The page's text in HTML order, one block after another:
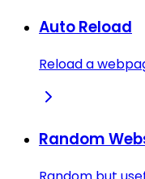
Auto Reload
Reload a
Random